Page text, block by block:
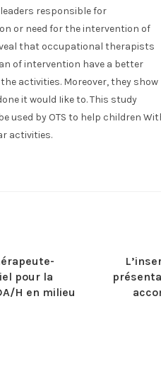
responsible for
or need for the intervention of
that occupational therapists
of intervention have a better
activities. Moreover, they show
it would Iike to. This study
used by OTS to help children
activities.
pour la
H en milieu